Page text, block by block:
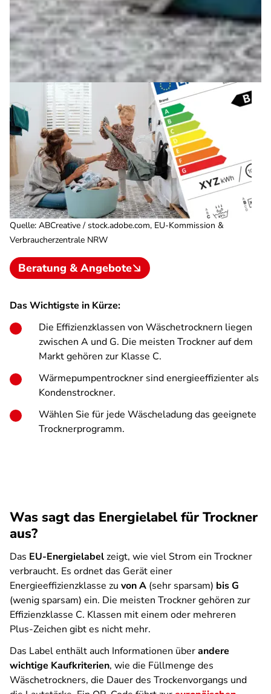
Quelle: ABCreative / stock.adobe.com, EU-Kommission &
Verbraucherzentrale NRW
Beratung & Angebote
Das Wichtigste in Kürze:
Die Effizienzklassen von Wäschetrocknern liegen
zwischen A und G. Die meisten Trockner auf dem
Markt gehören zur Klasse C.
Wärmepumpentrockner sind energieeffizienter als
Kondenstrockner.
Wählen Sie für jede Wäscheladung das geeignete
Trocknerprogramm.
Was sagt das Energielabel für Trockner
aus?
Das EU-Energielabelzeigt, wie viel Strom ein Trockner
verbraucht. Es ordnet das Gerät einer
Energieeffizienzklasse zu von A (sehr sparsam) bis G
(wenig sparsam) ein. Die meisten Trockner gehören zur
Effizienzklasse C. Klassen mit einem oder mehreren
Plus-Zeichen gibt es nicht mehr.
Das Label enthält auch Informationen überandere
wichtige Kaufkriterien, wie die Füllmenge des
Wäschetrockners, die Dauer des Trockenvorgangs und